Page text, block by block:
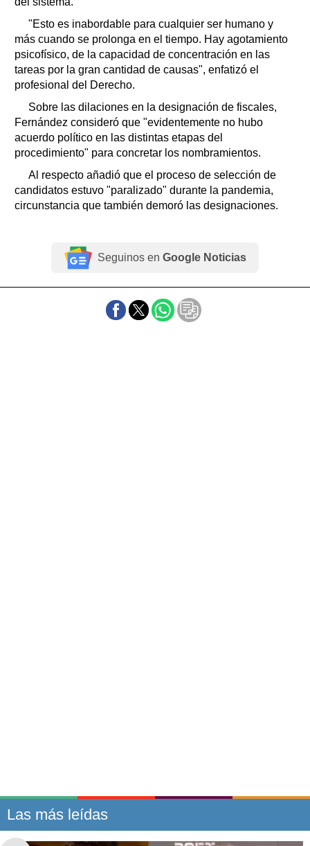
"Esto es inabordable para cualquier ser humano y
más cuando se prolonga en el tiempo. Hay agotamiento
psicofísico, de la capacidad de concentración en las
tareas por la gran cantidad de causas", enfatizó el
profesional del Derecho.
Sobre las dilaciones en la designación de fiscales,
Fernández consideró que "evidentemente no hubo
acuerdo político en las distintas etapas del
procedimiento" para concretar los nombramientos.
Al respecto añadió que el proceso de selección de
candidatos estuvo "paralizado" durante la pandemia,
circunstancia que también demoró las designaciones.
Seguinos en Google Noticias
Las más leídas